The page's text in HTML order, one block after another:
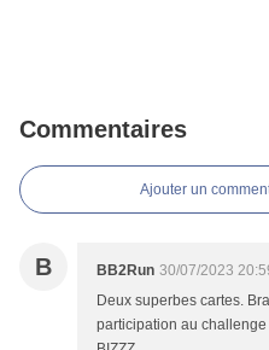
Commentaires
Ajouter un
B BB2Run 30/07/2023
Deux superbes cartes.
participation au